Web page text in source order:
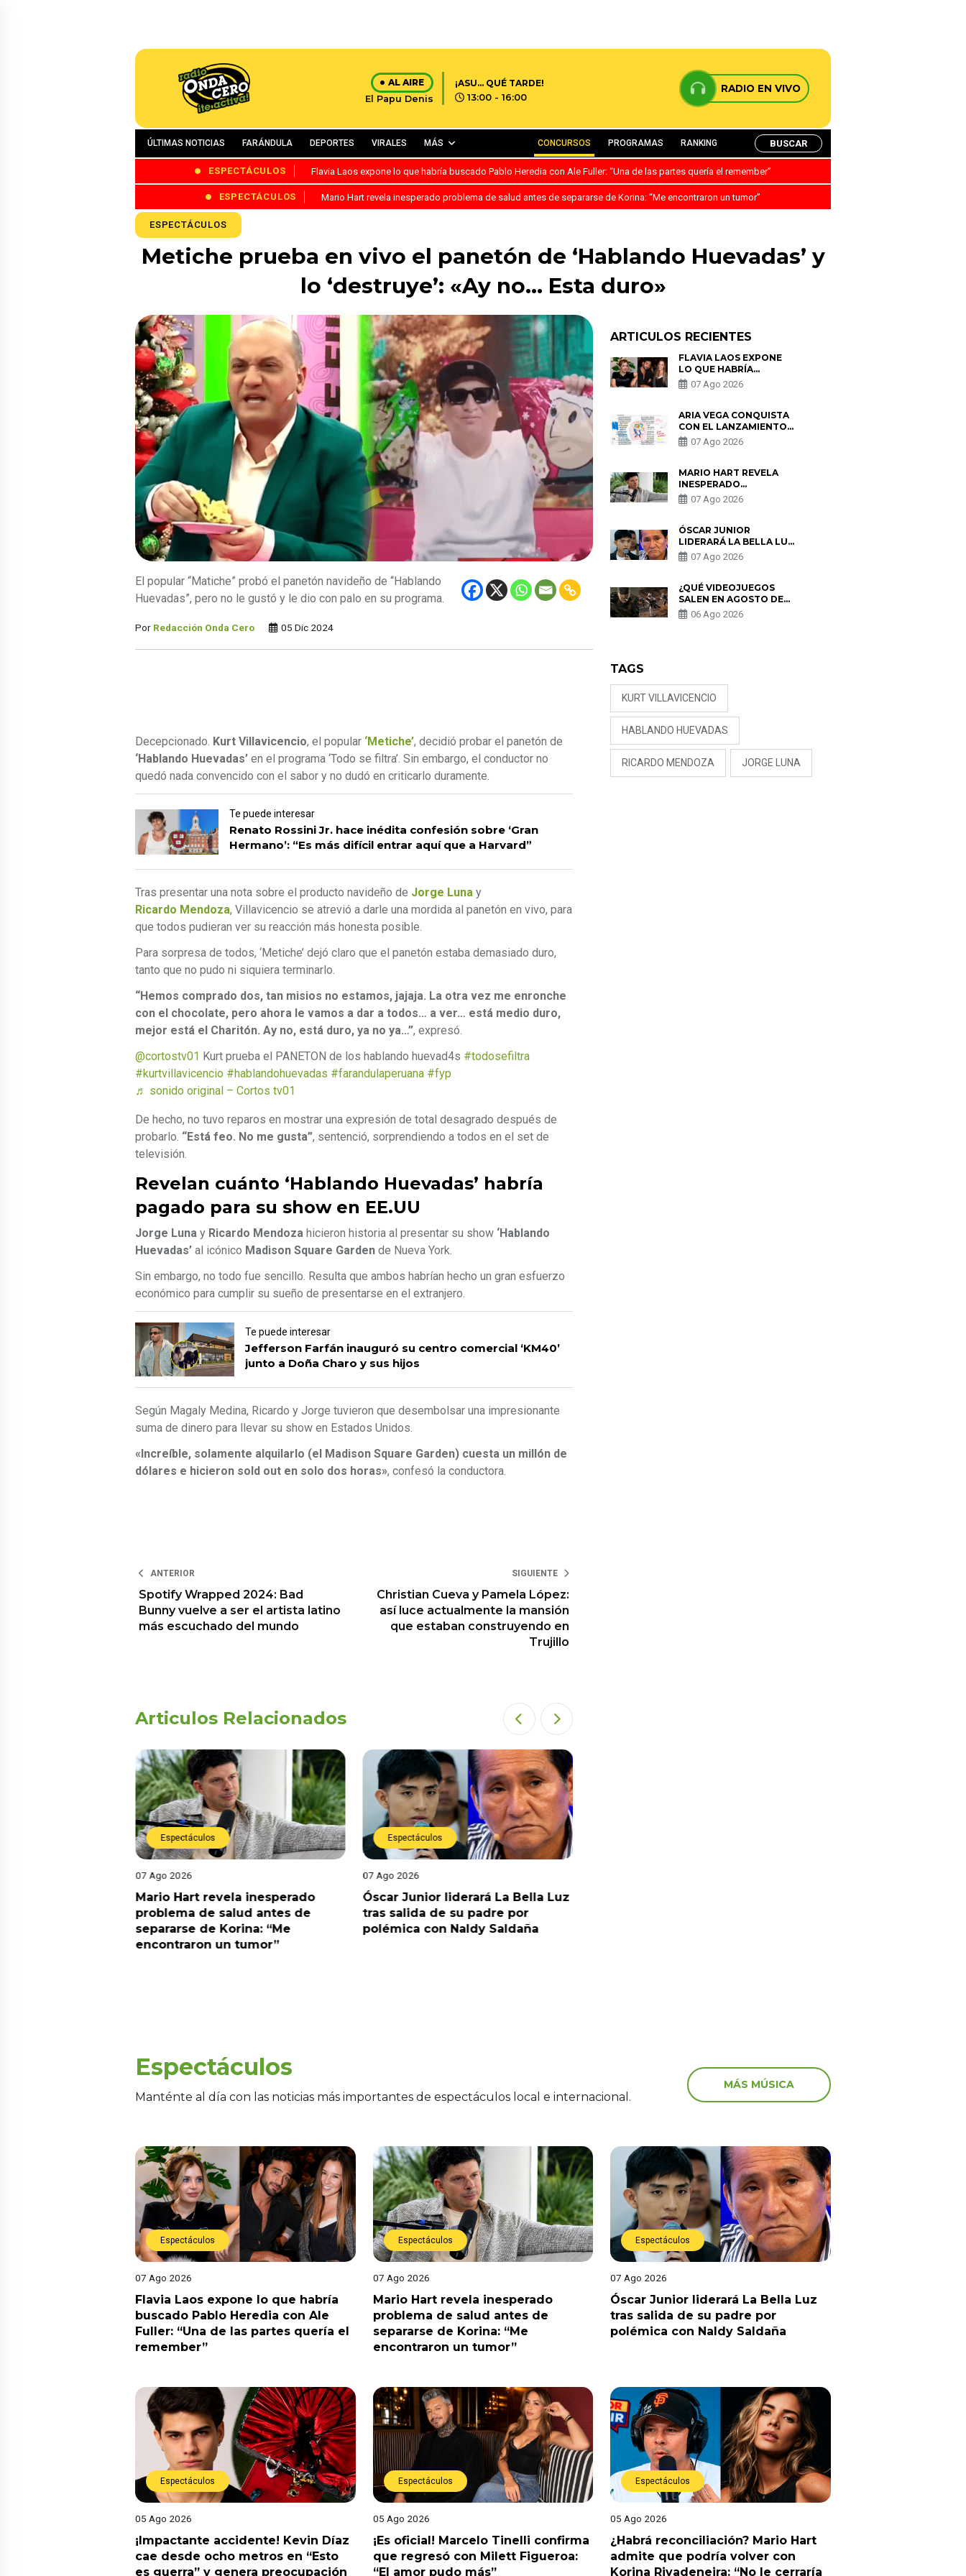
AL AIRE
El Papu Denis
¡ASU… QUÉ TARDE!
13:00 - 16:00
RADIO EN VIVO
ÚLTIMAS NOTICIAS FARÁNDULA DEPORTES VIRALES MÁS CONCURSOS PROGRAMAS RANKING BUSCAR
ESPECTÁCULOS Flavia Laos expone lo que habría buscado Pablo Heredia con Ale Fuller: “Una de las partes quería el remember”
ESPECTÁCULOS Mario Hart revela inesperado problema de salud antes de separarse de Korina: “Me encontraron un tumor”
ESPECTÁCULOS
Metiche prueba en vivo el panetón de ‘Hablando Huevadas’ y
lo ‘destruye’: «Ay no… Esta duro»
El popular “Matiche” probó el panetón navideño de “Hablando
Huevadas”, pero no le gustó y le dio con palo en su programa.
Por Redacción Onda Cero 05 Dic 2024
Decepcionado. Kurt Villavicencio, el popular ‘Metiche’, decidió probar el panetón de
‘Hablando Huevadas’ en el programa ‘Todo se filtra’. Sin embargo, el conductor no
quedó nada convencido con el sabor y no dudó en criticarlo duramente.
Te puede interesar
Renato Rossini Jr. hace inédita confesión sobre ‘Gran
Hermano’: “Es más difícil entrar aquí que a Harvard”
Tras presentar una nota sobre el producto navideño de Jorge Luna y
Ricardo Mendoza, Villavicencio se atrevió a darle una mordida al panetón en vivo, para
que todos pudieran ver su reacción más honesta posible.
Para sorpresa de todos, ‘Metiche’ dejó claro que el panetón estaba demasiado duro,
tanto que no pudo ni siquiera terminarlo.
“Hemos comprado dos, tan misios no estamos, jajaja. La otra vez me enronche
con el chocolate, pero ahora le vamos a dar a todos… a ver… está medio duro,
mejor está el Charitón. Ay no, está duro, ya no ya…”, expresó.
@cortostv01 Kurt prueba el PANETON de los hablando huevad4s #todosefiltra
#kurtvillavicencio #hablandohuevadas #farandulaperuana #fyp
♬ sonido original – Cortos tv01
De hecho, no tuvo reparos en mostrar una expresión de total desagrado después de
probarlo. “Está feo. No me gusta”, sentenció, sorprendiendo a todos en el set de
televisión.
Revelan cuánto ‘Hablando Huevadas’ habría
pagado para su show en EE.UU
Jorge Luna y Ricardo Mendoza hicieron historia al presentar su show ‘Hablando
Huevadas’ al icónico Madison Square Garden de Nueva York.
Sin embargo, no todo fue sencillo. Resulta que ambos habrían hecho un gran esfuerzo
económico para cumplir su sueño de presentarse en el extranjero.
Te puede interesar
Jefferson Farfán inauguró su centro comercial ‘KM40’
junto a Doña Charo y sus hijos
Según Magaly Medina, Ricardo y Jorge tuvieron que desembolsar una impresionante
suma de dinero para llevar su show en Estados Unidos.
«Increíble, solamente alquilarlo (el Madison Square Garden) cuesta un millón de
dólares e hicieron sold out en solo dos horas», confesó la conductora.
ANTERIOR
Spotify Wrapped 2024: Bad
Bunny vuelve a ser el artista latino
más escuchado del mundo
SIGUIENTE
Christian Cueva y Pamela López:
así luce actualmente la mansión
que estaban construyendo en
Trujillo
Articulos Relacionados
Espectáculos
07 Ago 2026
Mario Hart revela inesperado
problema de salud antes de
separarse de Korina: “Me
encontraron un tumor”
Espectáculos
07 Ago 2026
Óscar Junior liderará La Bella Luz
tras salida de su padre por
polémica con Naldy Saldaña
ARTICULOS RECIENTES
FLAVIA LAOS EXPONE
LO QUE HABRÍA
BUSCADO PABLO
HEREDIA CON ALE
PARTES QUERÍA EL
REMEMBER”
07 Ago 2026
ARIA VEGA CONQUISTA
CON EL LANZAMIENTO
DE “TOTOTO (+4)”
07 Ago 2026
MARIO HART REVELA
INESPERADO
PROBLEMA DE SALUD
ANTES DE SEPARARSE
ENCONTRARON UN
TUMOR”
07 Ago 2026
ÓSCAR JUNIOR
LIDERARÁ LA BELLA LUZ
TRAS SALIDA DE SU
PADRE POR POLÉMICA
07 Ago 2026
¿QUÉ VIDEOJUEGOS
SALEN EN AGOSTO DE
2026? ESTOS SON LOS
ESTRENOS MÁS
06 Ago 2026
TAGS
KURT VILLAVICENCIO
HABLANDO HUEVADAS
RICARDO MENDOZA JORGE LUNA
Espectáculos
Manténte al día con las noticias más importantes de espectáculos local e internacional.
MÁS MÚSICA
Espectáculos
07 Ago 2026
Flavia Laos expone lo que habría
buscado Pablo Heredia con Ale
Fuller: “Una de las partes quería el
remember”
Espectáculos
07 Ago 2026
Mario Hart revela inesperado
problema de salud antes de
separarse de Korina: “Me
encontraron un tumor”
Espectáculos
07 Ago 2026
Óscar Junior liderará La Bella Luz
tras salida de su padre por
polémica con Naldy Saldaña
Espectáculos
05 Ago 2026
¡Impactante accidente! Kevin Díaz
cae desde ocho metros en “Esto
es guerra” y genera preocupación
Espectáculos
05 Ago 2026
¡Es oficial! Marcelo Tinelli confirma
que regresó con Milett Figueroa:
“El amor pudo más”
Espectáculos
05 Ago 2026
¿Habrá reconciliación? Mario Hart
admite que podría volver con
Korina Rivadeneira: “No le cerraría